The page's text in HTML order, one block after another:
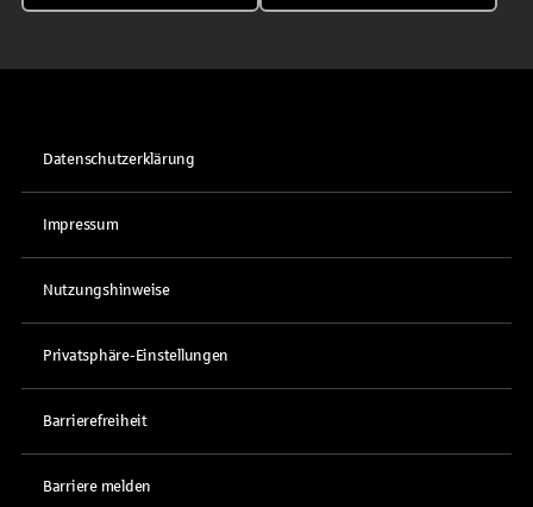
Datenschutzerklärung
Impressum
Nutzungshinweise
Privatsphäre-Einstellungen
Barrierefreiheit
Barriere melden